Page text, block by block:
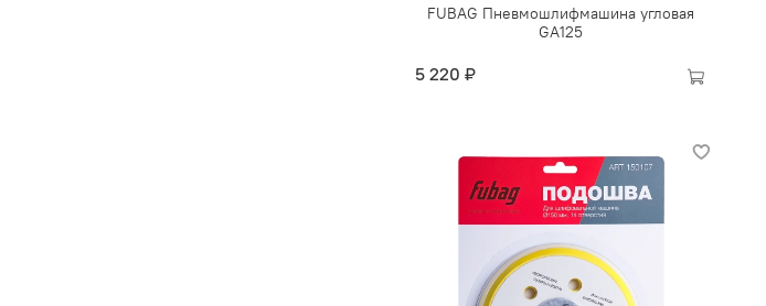
FUBAG Пневмошлифмашина угловая
GA125
5 220 ₽